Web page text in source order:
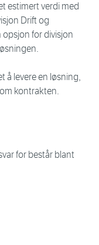
estimert verdi med
Drift og
opsjon for divisjon
å levere en løsning,
kontrakten.
for består blant